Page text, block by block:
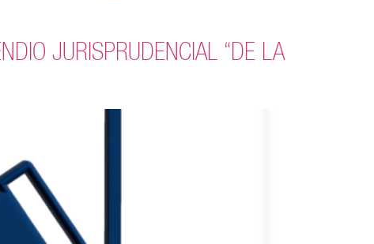
JURISPRUDENCIAL “DE LA